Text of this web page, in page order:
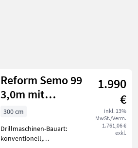
Reform Semo 99
3,0m mit
Fahrgassenschaltung
1.990
€
inkl. 13%
MwSt./Verm.
1.761,06 €
exkl.
300 cm
Drillmaschinen-Bauart:
konventionell,